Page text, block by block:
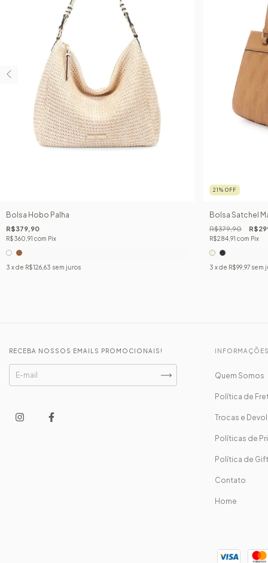
Bolsa Hobo Palha
R$379,90
R$360,91 com Pix
3 x de R$126,63 sem juros
21 % OFF
Bolsa Satchel
R$379,90
R$284,91 com Pix
3 x de R$99,97 sem
RECEBA NOSSOS EMAILS PROMOCIONAIS!
Quem Somos
Política de
Trocas e
Políticas de
Política de
Contato
Home